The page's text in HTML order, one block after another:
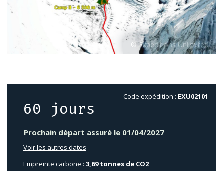
Code expédition : EXU02101
60 jours
Prochain départ assuré le 01/04/2027
Voir les autres dates
Empreinte carbone : 3,69 tonnes de CO2